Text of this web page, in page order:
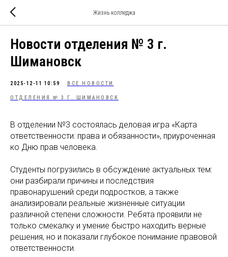
Жизнь колледжа
Новости отделения № 3 г.
Шимановск
2025-12-11 10:59 ВСЕ НОВОСТИ
ОТДЕЛЕНИЯ № 3 Г. ШИМАНОВСК
В отделении №3 состоялась деловая игра «Карта
ответственности: права и обязанности», приуроченная
ко Дню прав человека.
Студенты погрузились в обсуждение актуальных тем:
они разбирали причины и последствия
правонарушений среди подростков, а также
анализировали реальные жизненные ситуации
различной степени сложности. Ребята проявили не
только смекалку и умение быстро находить верные
решения, но и показали глубокое понимание правовой
ответственности.